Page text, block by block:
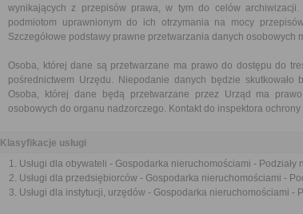
wynikających z przepisów prawa, w tym do celów
podmiotom uprawnionym do ich otrzymania na mocy
Szczegółowe podstawy prawne przetwarzania danych osobowych
Osoba, której dane są przetwarzane ma prawo do dostępu do
pośrednictwem Urzędu. Niepodanie danych będzie
Osoba, której dane będą przetwarzane przez Urząd ma
osobowych do organu nadzorczego. Kontakt do inspektora
Klasyfikacje usługi
Usługi dla obywateli - Gospodarka nieruchomościami - Podziały
Usługi dla przedsiębiorców - Gospodarka nieruchomościami -
Usługi dla instytucji, urzędów - Gospodarka nieruchomościami -